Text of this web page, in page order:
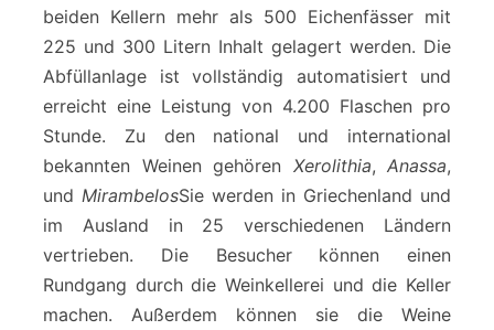
beiden Kellern mehr als 500 Eichenfässer mit
225 und 300 Litern Inhalt gelagert werden. Die
Abfüllanlage ist vollständig automatisiert und
erreicht eine Leistung von 4.200 Flaschen pro
Stunde. Zu den national und international
bekannten Weinen gehören Xerolithia, Anassa,
und MirambelosSie werden in Griechenland und
im Ausland in 25 verschiedenen Ländern
vertrieben. Die Besucher können einen
Rundgang durch die Weinkellerei und die Keller
machen. Außerdem können sie die Weine